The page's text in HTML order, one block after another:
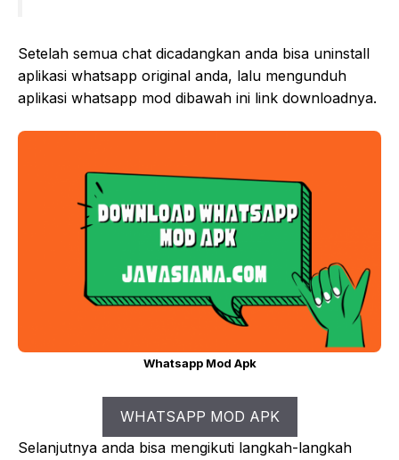
Setelah semua chat dicadangkan anda bisa uninstall
aplikasi whatsapp original anda, lalu mengunduh
aplikasi whatsapp mod dibawah ini link downloadnya.
Whatsapp Mod Apk
WHATSAPP MOD APK
Selanjutnya anda bisa mengikuti langkah-langkah